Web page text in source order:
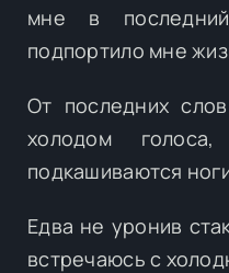
мне в
подпортило мне
От последних
холодом
подкашиваются
Едва не уронив
встречаюсь с